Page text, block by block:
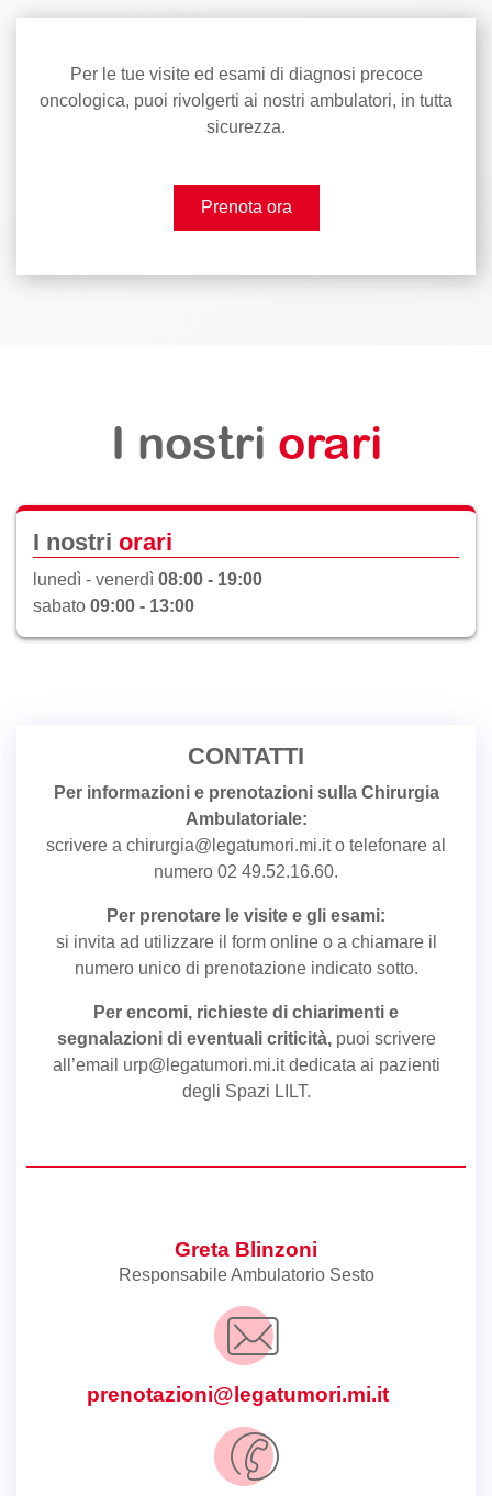
Per le tue visite ed esami di diagnosi precoce
oncologica, puoi rivolgerti ai nostri ambulatori, in tutta
sicurezza.
Prenota ora
I nostri orari
I nostri orari
lunedì - venerdì 08:00 - 19:00
sabato 09:00 - 13:00
CONTATTI
Per informazioni e prenotazioni sulla Chirurgia
Ambulatoriale:
scrivere a chirurgia@legatumori.mi.ito telefonare al
numero 02 49.52.16.60.
Per prenotare le visite e gli esami:
si invita ad utilizzare il form onlineo a chiamare il
numero unico di prenotazione indicato sotto.
Per encomi, richieste di chiarimenti e
segnalazioni di eventuali criticità, puoi scrivere
all’email urp@legatumori.mi.itdedicata ai pazienti
degli Spazi LILT.
Greta Blinzoni
Responsabile Ambulatorio Sesto
prenotazioni@legatumori.mi.it